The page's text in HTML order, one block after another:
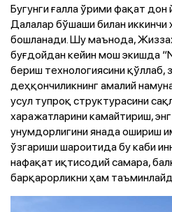
Бугунги ғалла ўрими фақат
Далалар бўшаши билан иккинчи
бошланади. Шу маънода,
буғдойдан кейин мош экишда
бериш технологиясини қўллаб,
деҳқончиликнинг амалий
усул тупроқ структурасини
харажатларини камайтириш,
унумдорлигини янада ошириш
ўзгариши шароитида бу каби
нафақат иқтисодий самара,
барқарорликни ҳам